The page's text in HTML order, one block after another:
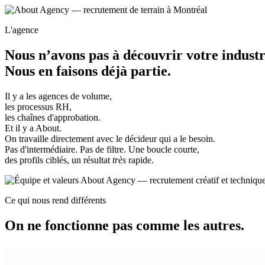
L'agence
Nous n’avons pas à découvrir votre
Nous en faisons déjà partie.
Il y a les agences de volume,
les processus RH,
les chaînes d'approbation.
Et il y a About.
On travaille directement avec le décideur qui a le besoin.
Pas d'intermédiaire. Pas de filtre. Une boucle courte,
des profils ciblés, un résultat très rapide.
Ce qui nous rend différents
On ne fonctionne pas comme les autres.